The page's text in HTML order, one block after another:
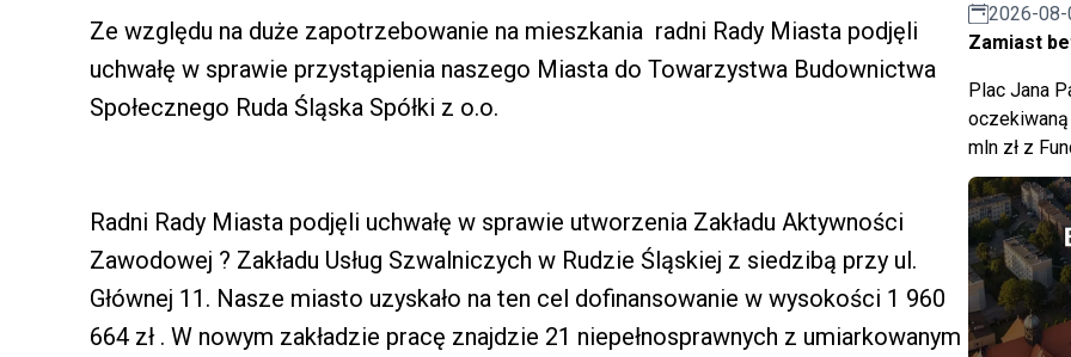
Ze względu na duże zapotrzebowanie na mieszkania radni Rady Miasta podjęli
uchwałę w sprawie przystąpienia naszego Miasta do Towarzystwa Budownictwa
Społecznego Ruda Śląska Spółki z o.o.
Radni Rady Miasta podjęli uchwałę w sprawie utworzenia Zakładu Aktywności
Zawodowej ? Zakładu Usług Szwalniczych w Rudzie Śląskiej z siedzibą przy ul.
Głównej 11. Nasze miasto uzyskało na ten cel dofinansowanie w wysokości 1 960
664 zł . W nowym zakładzie pracę znajdzie 21 niepełnosprawnych z umiarkowanym
2026-08-
Zamiast
Plac Jana
oczekiwaną
mln zł z